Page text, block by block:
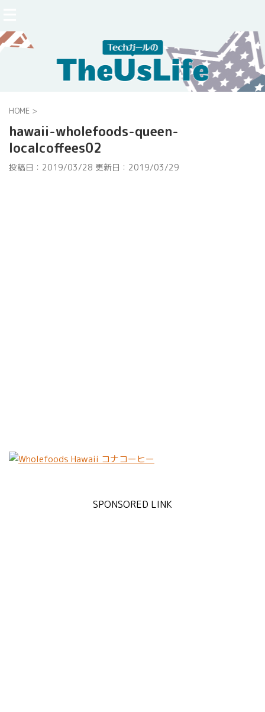
HOME >
hawaii-wholefoods-queen-
localcoffees02
投稿日：2019/03/28 更新日： 2019/03/29
SPONSORED LINK